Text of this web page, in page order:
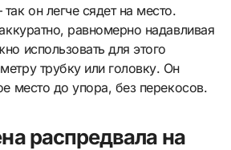
он легче сядет на место.
равномерно надавливая
использовать для этого
трубку или головку. Он
место до упора, без перекосов.
распредвала на